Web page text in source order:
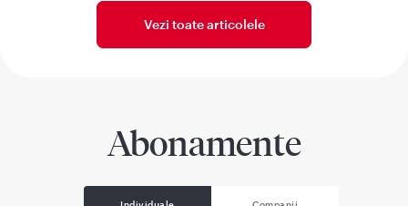
Vezi toate articolele
Abonamente
Individuale Companii